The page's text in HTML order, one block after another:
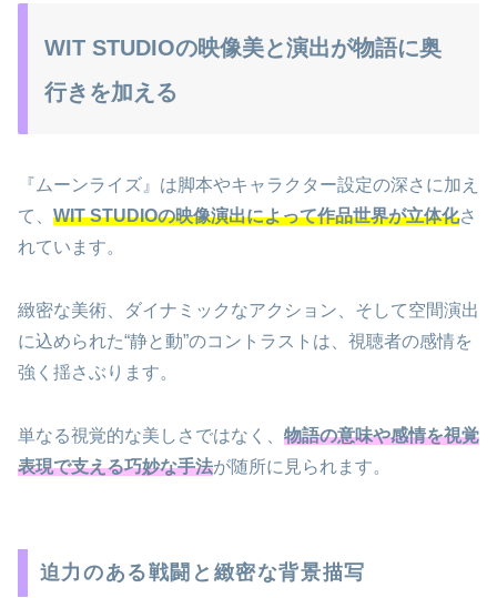
WIT STUDIOの映像美と演出が物語に奥
行きを加える
『ムーンライズ』は脚本やキャラクター設定の深さに加え
て、 WIT STUDIOの映像演出によって作品世界が立体化さ
れています。
緻密な美術、ダイナミックなアクション、そして空間演出
に込められた“静と動”のコントラストは、視聴者の感情を
強く揺さぶります。
単なる視覚的な美しさではなく、 物語の意味や感情を視覚
表現で支える巧妙な手法が随所に見られます。
迫力のある戦闘と緻密な背景描写